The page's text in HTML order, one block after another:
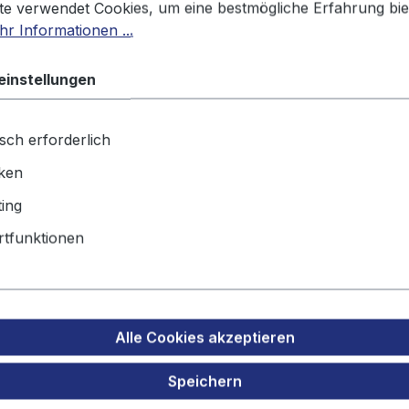
Werkzeugakku für Worx
verwendet Cookies, um eine bestmögliche Erfahrung
Informationen ...
erforderlich
Alle Cookies akzeptieren
Speichern